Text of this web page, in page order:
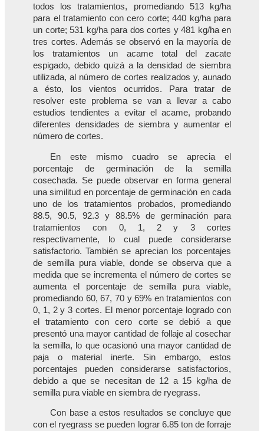
todos los tratamientos, promediando 513 kg/ha
para el tratamiento con cero corte; 440 kg/ha para
un corte; 531 kg/ha para dos cortes y 481 kg/ha en
tres cortes. Además se observó en la mayoría de
los tratamientos un acame total del zacate
espigado, debido quizá a la densidad de siembra
utilizada, al número de cortes realizados y, aunado
a ésto, los vientos ocurridos. Para tratar de
resolver este problema se van a llevar a cabo
estudios tendientes a evitar el acame, probando
diferentes densidades de siembra y aumentar el
número de cortes.
En este mismo cuadro se aprecia el
porcentaje de germinación de la semilla
cosechada. Se puede observar en forma general
una similitud en porcentaje de germinación en cada
uno de los tratamientos probados, promediando
88.5, 90.5, 92.3 y 88.5% de germinación para
tratamientos con 0, 1, 2 y 3 cortes
respectivamente, lo cual puede considerarse
satisfactorio. También se aprecian los porcentajes
de semilla pura viable, donde se observa que a
medida que se incrementa el número de cortes se
aumenta el porcentaje de semilla pura viable,
promediando 60, 67, 70 y 69% en tratamientos con
0, 1, 2 y 3 cortes. El menor porcentaje logrado con
el tratamiento con cero corte se debió a que
presentó una mayor cantidad de follaje al cosechar
la semilla, lo que ocasionó una mayor cantidad de
paja o material inerte. Sin embargo, estos
porcentajes pueden considerarse satisfactorios,
debido a que se necesitan de 12 a 15 kg/ha de
semilla pura viable en siembra de ryegrass.
Con base a estos resultados se concluye que
con el ryegrass se pueden lograr 6.85 ton de forraje